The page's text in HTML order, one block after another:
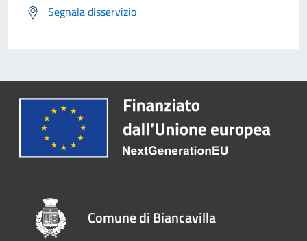
Segnala disservizio
Comune di Biancavilla